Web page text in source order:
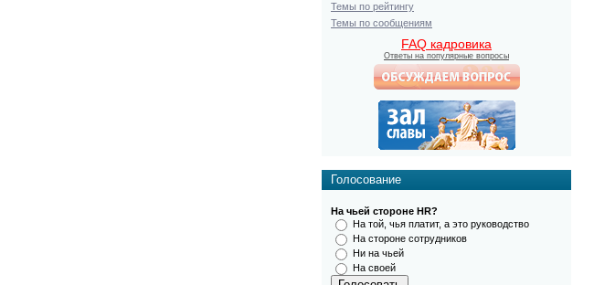
Темы по рейтингу
Темы по сообщениям
FAQ кадровика
Ответы на популярные вопросы
Голосование
На чьей стороне HR?
На той, чья платит, а это руководство
На стороне сотрудников
Ни на чьей
На своей